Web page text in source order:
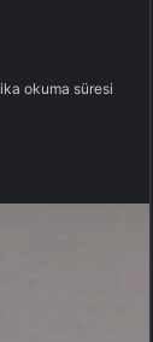
okuma süresi